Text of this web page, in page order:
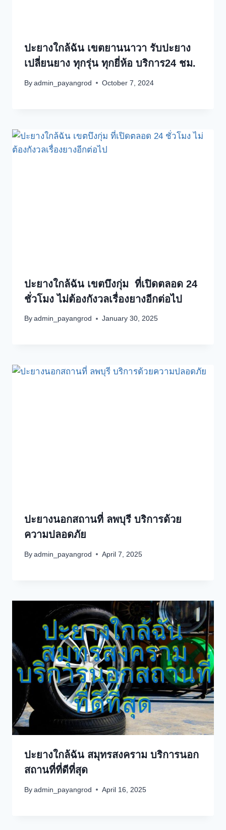
ปะยางใกล้ฉัน เขตยานนาวา รับปะยาง
เปลี่ยนยาง ทุกรุ่น ทุกยี่ห้อ บริการ24 ชม.
By admin_payangrod October 7, 2024
ปะยางใกล้ฉัน เขตบึงกุ่ม ที่เปิดตลอด 24
ชั่วโมง ไม่ต้องกังวลเรื่องยางอีกต่อไป
By admin_payangrod January 30, 2025
ปะยางนอกสถานที่ ลพบุรี บริการด้วย
ความปลอดภัย
By admin_payangrod April 7, 2025
ปะยางใกล้ฉัน สมุทรสงคราม บริการนอก
สถานที่ที่ดีที่สุด
By admin_payangrod April 16, 2025